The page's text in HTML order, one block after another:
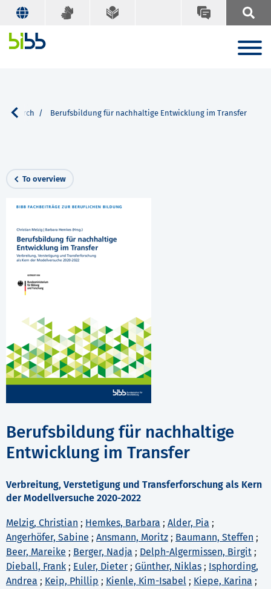
Search Berufsbildung für nachhaltige Entwicklung im Transfer
To overview
Berufsbildung für nachhaltige
Entwicklung im Transfer
Verbreitung, Verstetigung und Transferforschung als Kern
der Modellversuche 2020-2022
Melzig, Christian ; Hemkes, Barbara ; Alder, Pia ;
Angerhöfer, Sabine ; Ansmann, Moritz ; Baumann, Steffen ;
Beer, Mareike ; Berger, Nadja ; Delph-Algermissen, Birgit ;
Dieball, Frank ; Euler, Dieter ; Günther, Niklas ; Isphording,
Andrea ; Keip, Phillip ; Kienle, Kim-Isabel ; Kiepe, Karina ;